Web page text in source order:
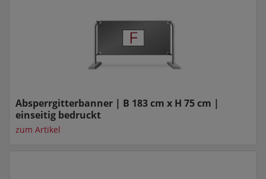
Absperrgitterbanner | B 183 cm x H 75 cm |
einseitig bedruckt
zum Artikel